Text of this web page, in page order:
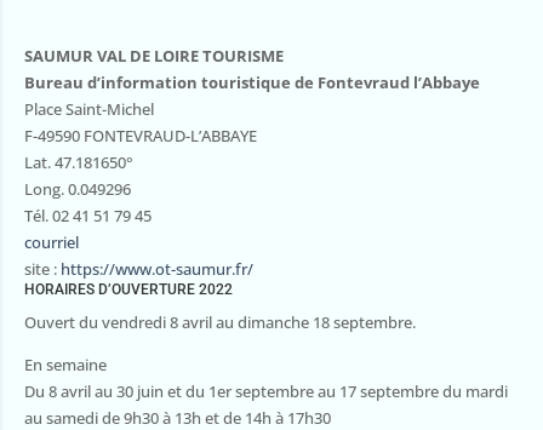
SAUMUR VAL DE LOIRE TOURISME
Bureau d’information touristique de Fontevraud l’Abbaye
Place Saint-Michel
F-49590 FONTEVRAUD-L’ABBAYE
Lat. 47.181650°
Long. 0.049296
Tél. 02 41 51 79 45
courriel
site : https://www.ot-saumur.fr/
HORAIRES D’OUVERTURE 2022
Ouvert du vendredi 8 avril au dimanche 18 septembre.
En semaine
Du 8 avril au 30 juin et du 1er septembre au 17 septembre du mardi
au samedi de 9h30 à 13h et de 14h à 17h30